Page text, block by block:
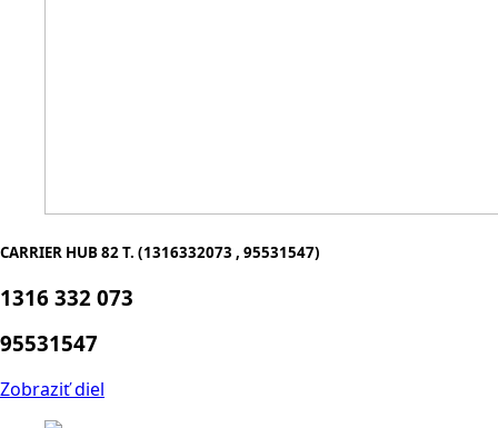
CARRIER HUB 82 T. (1316332073 , 95531547)
1316 332 073
95531547
Zobraziť diel